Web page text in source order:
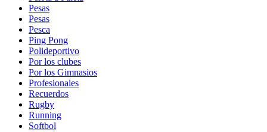
Pesas
Pesas
Pesca
Ping Pong
Polideportivo
Por los clubes
Por los Gimnasios
Profesionales
Recuerdos
Rugby
Running
Softbol